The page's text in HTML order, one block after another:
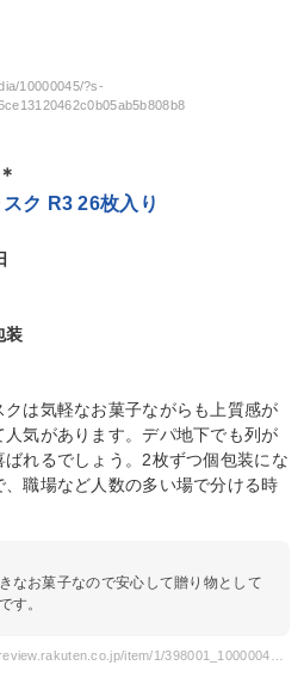
10000045/?s-
ク R3 26枚入り
装
は気軽なお菓子ながらも上質感が
気があります。デパ地下でも列が
れるでしょう。2枚ずつ個包装にな
職場など人数の多い場で分ける時
なお菓子なので安心して贈り物として
す。